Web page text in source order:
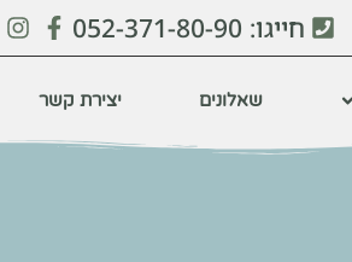
חייגו: 052-371-80-90
שאלונים יצירת קשר